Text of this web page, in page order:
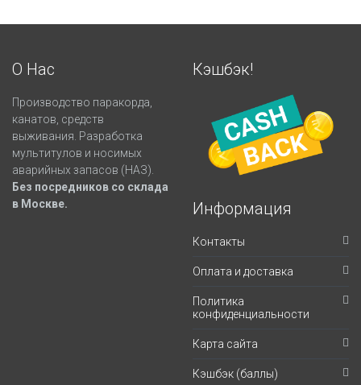
О Нас
Производство паракорда,
канатов, средств
выживания. Разработка
мультитулов и носимых
аварийных запасов (НАЗ).
Без посредников со склада
в Москве.
Кэшбэк!
Информация
Контакты
Оплата и доставка
Политика
конфиденциальности
Карта сайта
Кэшбэк (баллы)